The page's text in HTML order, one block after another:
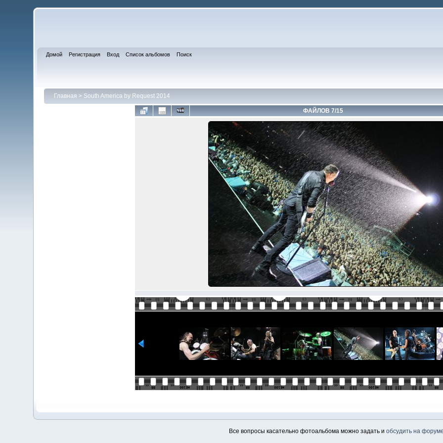
Домой Регистрация Вход Список альбомов Поиск
Главная > South America by Request 2014
ФАЙЛОВ 7/15
Все вопросы касательно фотоальбома можно задать и обсудить на